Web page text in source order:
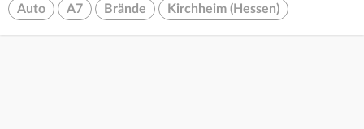
Auto A7 Brände Kirchheim (Hessen)